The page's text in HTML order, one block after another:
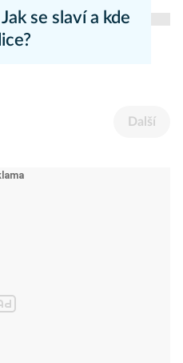
se slaví a kde
Další